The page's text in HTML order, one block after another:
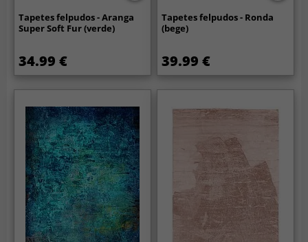
Tapetes felpudos - Aranga
Super Soft Fur (verde)
34.99 €
Tapetes felpudos - Ronda
(bege)
39.99 €